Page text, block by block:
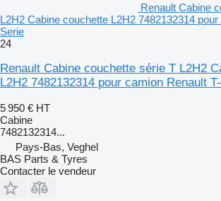
Renault Cabine
L2H2 Cabine couchette L2H2 7482132314
Serie
24
Renault Cabine couchette série T L2H2
L2H2 7482132314 pour camion Renault
5 950 € HT
Cabine
7482132314...
Pays-Bas, Veghel
BAS Parts & Tyres
Contacter le vendeur